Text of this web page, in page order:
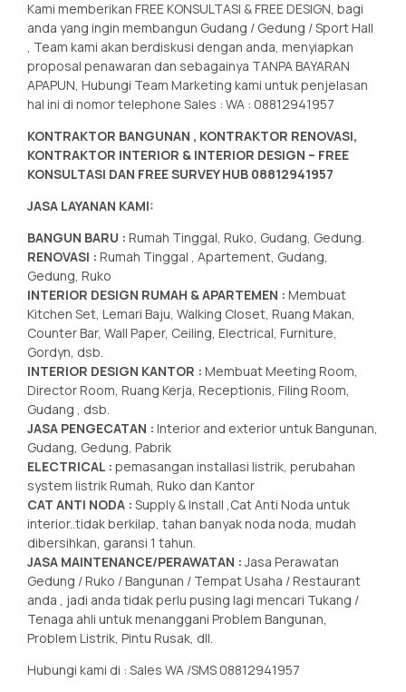
Kami memberikan FREE KONSULTASI & FREE DESIGN, bagi
anda yang ingin membangun Gudang / Gedung / Sport Hall
, Team kami akan berdiskusi dengan anda, menyiapkan
proposal penawaran dan sebagainya TANPA BAYARAN
APAPUN, Hubungi Team Marketing kami untuk penjelasan
hal ini di nomor telephone Sales : WA : 08812941957
KONTRAKTOR BANGUNAN , KONTRAKTOR RENOVASI,
KONTRAKTOR INTERIOR & INTERIOR DESIGN – FREE
KONSULTASI DAN FREE SURVEY HUB 08812941957
JASA LAYANAN KAMI:
BANGUN BARU : Rumah Tinggal, Ruko, Gudang, Gedung.
RENOVASI : Rumah Tinggal , Apartement, Gudang,
Gedung, Ruko
INTERIOR DESIGN RUMAH & APARTEMEN : Membuat
Kitchen Set, Lemari Baju, Walking Closet, Ruang Makan,
Counter Bar, Wall Paper, Ceiling, Electrical, Furniture,
Gordyn, dsb.
INTERIOR DESIGN KANTOR : Membuat Meeting Room,
Director Room, Ruang Kerja, Receptionis, Filing Room,
Gudang , dsb.
JASA PENGECATAN : Interior and exterior untuk Bangunan,
Gudang, Gedung, Pabrik
ELECTRICAL : pemasangan installasi listrik, perubahan
system listrik Rumah, Ruko dan Kantor
CAT ANTI NODA : Supply & Install ,Cat Anti Noda untuk
interior..tidak berkilap, tahan banyak noda noda, mudah
dibersihkan, garansi 1 tahun.
JASA MAINTENANCE/PERAWATAN :Jasa Perawatan
Gedung / Ruko / Bangunan / Tempat Usaha / Restaurant
anda , jadi anda tidak perlu pusing lagi mencari Tukang /
Tenaga ahli untuk menanggani Problem Bangunan,
Problem Listrik, Pintu Rusak, dll.
Hubungi kami di : Sales WA /SMS 08812941957